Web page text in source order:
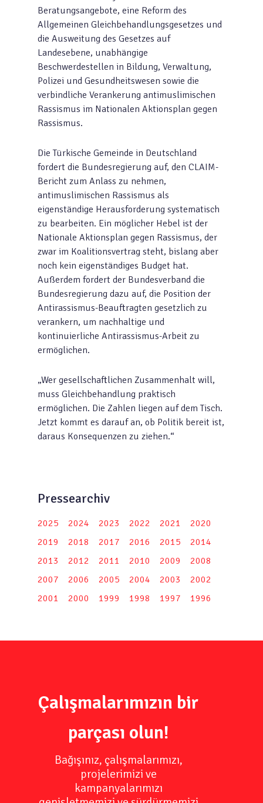
Beratungsangebote, eine Reform des
Allgemeinen Gleichbehandlungsgesetzes und
die Ausweitung des Gesetzes auf
Landesebene, unabhängige
Beschwerdestellen in Bildung, Verwaltung,
Polizei und Gesundheitswesen sowie die
verbindliche Verankerung antimuslimischen
Rassismus im Nationalen Aktionsplan gegen
Rassismus.
Die Türkische Gemeinde in Deutschland
fordert die Bundesregierung auf, den CLAIM-
Bericht zum Anlass zu nehmen,
antimuslimischen Rassismus als
eigenständige Herausforderung systematisch
zu bearbeiten. Ein möglicher Hebel ist der
Nationale Aktionsplan gegen Rassismus, der
zwar im Koalitionsvertrag steht, bislang aber
noch kein eigenständiges Budget hat.
Außerdem fordert der Bundesverband die
Bundesregierung dazu auf, die Position der
Antirassismus-Beauftragten gesetzlich zu
verankern, um nachhaltige und
kontinuierliche Antirassismus-Arbeit zu
ermöglichen.
„Wer gesellschaftlichen Zusammenhalt will,
muss Gleichbehandlung praktisch
ermöglichen. Die Zahlen liegen auf dem Tisch.
Jetzt kommt es darauf an, ob Politik bereit ist,
daraus Konsequenzen zu ziehen.“
Pressearchiv
2025 2024 2023 2022 2021
2020
2019
2018 2017 2016 2015
2014
2013
2012 2011 2010 2009
2008
2007
2006 2005 2004 2003
2002
2001
2000 1999 1998 1997 1996
Çalışmalarımızın bir
parçası olun!
Bağışınız, çalışmalarımızı,
projelerimizi ve
kampanyalarımızı